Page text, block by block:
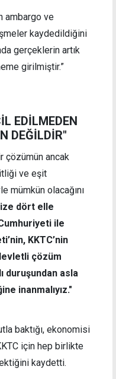
ambargo ve
kaydedildiğini
gerçeklerin artık
girilmiştir.”
EDİLMEDEN
DEĞİLDİR"
çözümün ancak
ve eşit
mümkün olacağını
dört elle
ile
KKTC’nin
çözüm
duruşundan asla
inanmalıyız."
baktığı, ekonomisi
için hep birlikte
kaydetti.